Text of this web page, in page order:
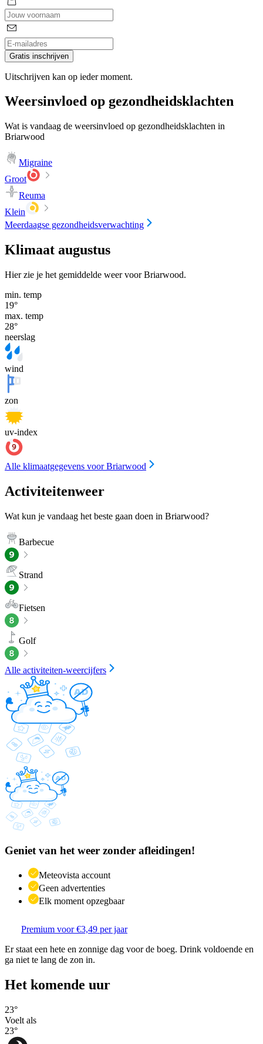
Gratis inschrijven
Uitschrijven kan op ieder moment.
Weersinvloed op gezondheidsklachten
Wat is vandaag de weersinvloed op gezondheidsklachten in
Briarwood
Migraine
Groot
Reuma
Klein
Meerdaagse gezondheidsverwachting
Klimaat augustus
Hier zie je het gemiddelde weer voor Briarwood.
min. temp
19°
max. temp
28°
neerslag
wind
zon
uv-index
Alle klimaatgegevens voor Briarwood
Activiteitenweer
Wat kun je vandaag het beste gaan doen in Briarwood?
Barbecue
Strand
Fietsen
Golf
Alle activiteiten-weercijfers
Geniet van het weer zonder afleidingen!
Meteovista account
Geen advertenties
Elk moment opzegbaar
Premium voor €3,49 per jaar
Er staat een hete en zonnige dag voor de boeg. Drink voldoende en
ga niet te lang de zon in.
Het komende uur
23°
Voelt als
23°